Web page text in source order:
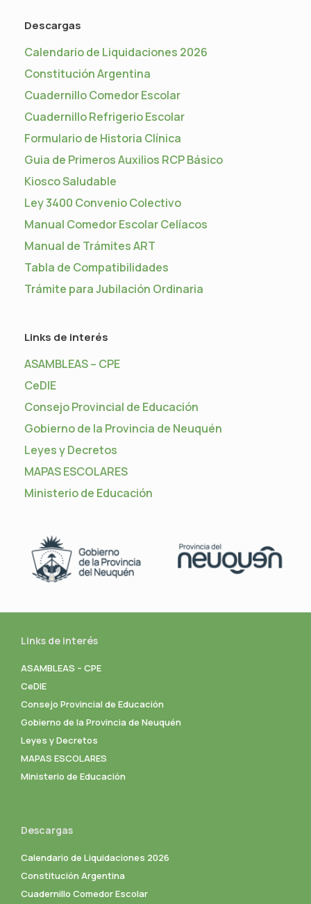
Descargas
Calendario de Liquidaciones 2026
Constitución Argentina
Cuadernillo Comedor Escolar
Cuadernillo Refrigerio Escolar
Formulario de Historia Clínica
Guia de Primeros Auxilios RCP Básico
Kiosco Saludable
Ley 3400 Convenio Colectivo
Manual Comedor Escolar Celíacos
Manual de Trámites ART
Tabla de Compatibilidades
Trámite para Jubilación Ordinaria
Links de interés
ASAMBLEAS – CPE
CeDIE
Consejo Provincial de Educación
Gobierno de la Provincia de Neuquén
Leyes y Decretos
MAPAS ESCOLARES
Ministerio de Educación
Links de interés
ASAMBLEAS – CPE
CeDIE
Consejo Provincial de Educación
Gobierno de la Provincia de Neuquén
Leyes y Decretos
MAPAS ESCOLARES
Ministerio de Educación
Descargas
Calendario de Liquidaciones 2026
Constitución Argentina
Cuadernillo Comedor Escolar